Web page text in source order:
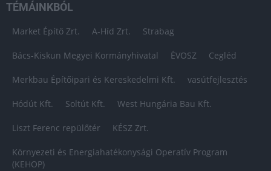
TÉMÁINKBÓL
Market Építő Zrt. A-Híd Zrt. Strabag
Bács-Kiskun Megyei Kormányhivatal ÉVOSZ Cegléd
Merkbau Építőipari és Kereskedelmi Kft. vasútfejlesztés
Hódút Kft. Soltút Kft. West Hungária Bau Kft.
Liszt Ferenc repülőtér KÉSZ Zrt.
Környezeti és Energiahatékonysági Operatív Program
(KEHOP)